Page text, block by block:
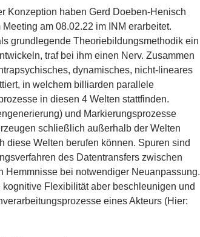
Konzeption haben Gerd Doeben-Henisch
am 08.02.22 im INM erarbeitet.
grundlegende Theoriebildungsmethodik ein
traf bei ihm einen Nerv. Zusammen
dynamisches, nicht-lineares
in welchem billiarden parallele
in diesen 4 Welten stattfinden.
und Markierungsprozesse
schließlich außerhalb der Welten
diese Welten berufen können. Spuren sind
des Datentransfers zwischen
Hemmnisse bei notwendiger Neuanpassung.
kognitive Flexibilität aber beschleunigen und
eines Akteurs (Hier: